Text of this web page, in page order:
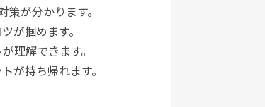
が分かります。
が掴めます。
理解できます。
が持ち帰れます。